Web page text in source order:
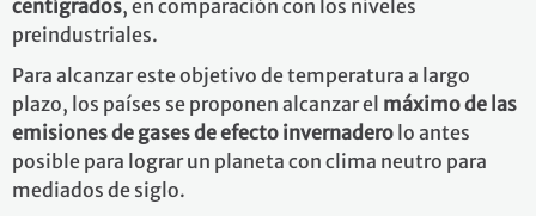
centígrados, en comparación con los niveles
preindustriales.
Para alcanzar este objetivo de temperatura a largo
plazo, los países se proponen alcanzar el máximode las
emisiones de gases de efecto invernadero lo antes
posible para lograr un planeta con clima neutro para
mediados de siglo.